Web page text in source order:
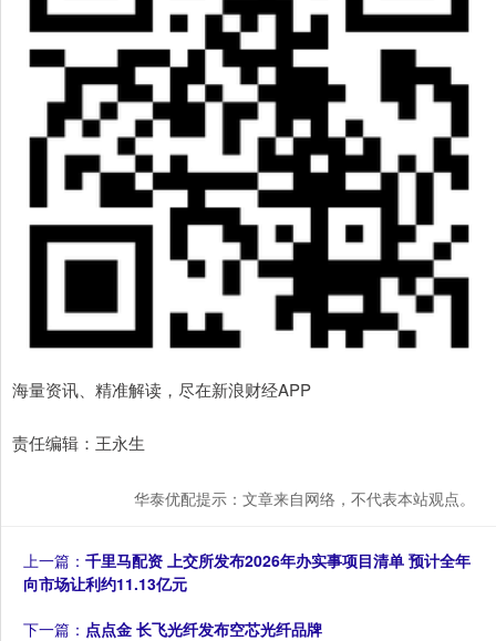
海量资讯、精准解读，尽在新浪财经APP
责任编辑：王永生
华泰优配提示：文章来自网络，不代表本站观点。
上一篇： 千里马配资 上交所发布2026年办实事项目清单 预计全年
向市场让利约11.13亿元
下一篇： 点点金 长飞光纤发布空芯光纤品牌